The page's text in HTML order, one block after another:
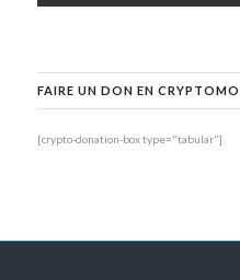
FAIRE UN DON EN
[crypto-donation-box type="tabular"]